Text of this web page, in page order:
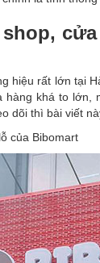
hiệu rất lớn tại
khá to
dõi thì bài viết
của Bibomart